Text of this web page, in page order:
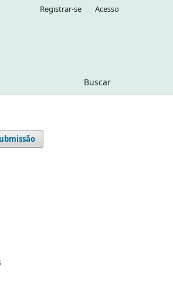
Buscar
Registrar-se Acesso